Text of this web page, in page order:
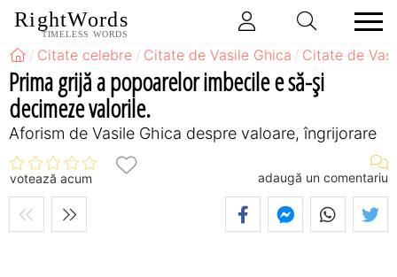
RightWords
TIMELESS WORDS
Citate celebre Citate de Vasile Ghica Citate de
Prima grijă a popoarelor imbecile e să-şi
decimeze valorile.
Aforism de Vasile Ghica despre valoare, îngrijorare
votează acum adaugă un comentariu